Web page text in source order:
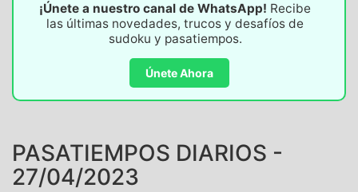
¡Únete a nuestro canal de WhatsApp! Recibe
las últimas novedades, trucos y desafíos de
sudoku y pasatiempos.
Únete Ahora
PASATIEMPOS DIARIOS -
27/04/2023